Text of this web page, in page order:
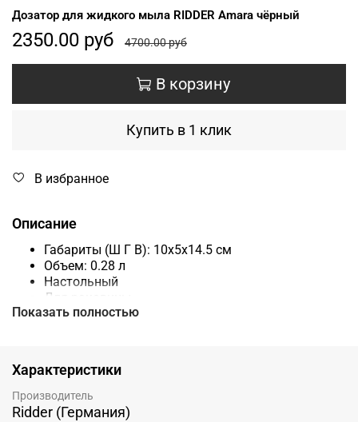
Дозатор для жидкого мыла RIDDER Amara чёрный
2350.00 руб 4700.00 руб
В корзину
Купить в 1 клик
В избранное
Описание
Габариты (Ш Г В): 10x5x14.5 см
Объем: 0.28 л
Настольный
Для раковины
Пластиковый / полирезин – полимерный
Показать полностью
Характеристики
Производитель
Ridder (Германия)